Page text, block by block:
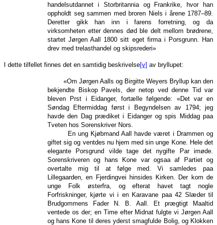
handelsutdannet i Storbritannia og Frankrike, hvor han
oppholdt seg sammen med broren Niels i årene 1787–89.
Deretter gikk han inn i farens forretning, og da
virksomheten etter dennes død ble delt mellom brødrene,
startet Jørgen Aall 1800 sitt eget firma i Porsgrunn. Han
drev med trelasthandel og skipsrederi»
I dette tilfellet finnes det en samtidig beskrivelse[v] av bryllupet:
«Om Jørgen Aalls og Birgitte Weyers Bryllup kan den
bekjendte Biskop Pavels, der netop ved denne Tid var
bleven Prst i Eidanger, fortælle følgende: «Det var en
Søndag Eftermiddag først i Begyndelsen av 1794; jeg
havde den Dag prædiket i Eidanger og spis Middag paa
Tveten hos Sorenskriver Nors.
En ung Kjøbmand Aall havde været i Drammen og
giftet sig og ventdes nu hjem med sin unge Kone. Hele det
elegante Porsgrund vilde tage det nygifte Par imøde.
Sorenskriveren og hans Kone var ogsaa af Partiet og
overtalte mig til at følge med. Vi samledes paa
Lillegaarden, en Fjerdingvei hinsides Kirken. Der kom de
unge Folk østerfra, og efterat havet tagt nogle
Forfriskninger, kjørte vi i en Karavane paa 42 Slæder til
Brudgommens Fader N. B. Aall. Et prægtigt Maaltid
ventede os der; en Time efter Midnat fulgte vi Jørgen Aall
og hans Kone til deres yderst smagfulde Bolig, og Klokken